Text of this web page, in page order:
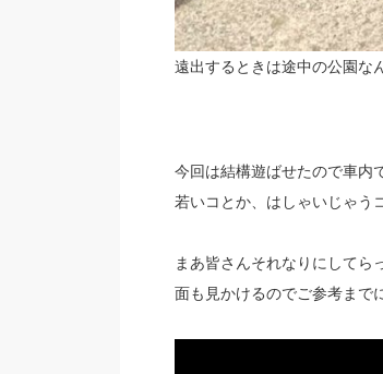
遠出するときは途中の公園な
今回は結構遊ばせたので車内
若いコとか、はしゃいじゃう
まあ皆さんそれなりにしてら
面も見かけるのでご参考までに